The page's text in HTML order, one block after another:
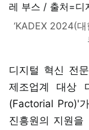
‘KADEX 2024(
디지털 혁신 전
제조업계 대상
(Factorial Pro)'
진흥원의 지원을